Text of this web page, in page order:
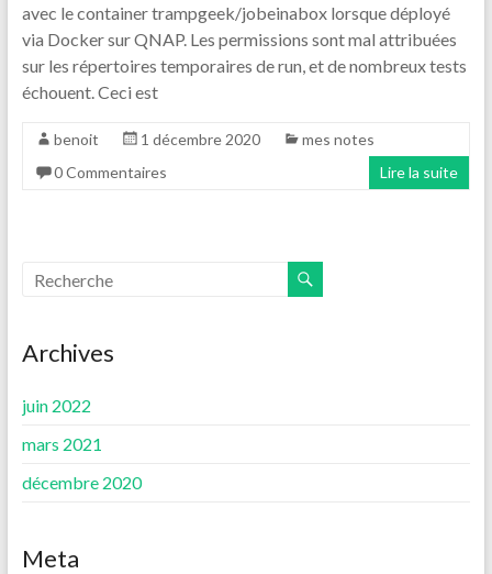
avec le container trampgeek/jobeinabox lorsque déployé
via Docker sur QNAP. Les permissions sont mal attribuées
sur les répertoires temporaires de run, et de nombreux tests
échouent. Ceci est
benoit 1 décembre 2020
mes notes
0 Commentaires
Lire la suite
Archives
juin 2022
mars 2021
décembre 2020
Meta